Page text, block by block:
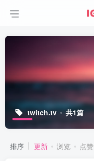
twitch.tv 共1篇
排序 更新 浏览 点赞